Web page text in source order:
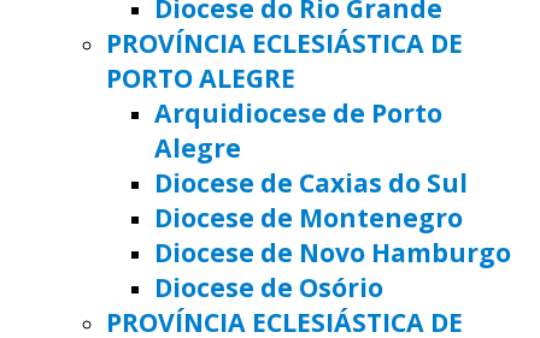
Diocese do Rio Grande
PROVÍNCIA ECLESIÁSTICA DE
PORTO ALEGRE
Arquidiocese de Porto
Alegre
Diocese de Caxias do Sul
Diocese de Montenegro
Diocese de Novo Hamburgo
Diocese de Osório
PROVÍNCIA ECLESIÁSTICA DE